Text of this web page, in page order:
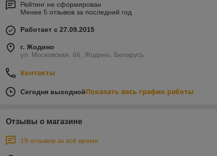
Рейтинг не сформирован
Менее 5 отзывов за последний год
Работает с 27.09.2015
г. Жодино
ул. Московская, 66, Жодино, Беларусь
Контакты
Сегодня выходнойПоказать весь график работы
Отзывы о магазине
19 отзывов за всё время